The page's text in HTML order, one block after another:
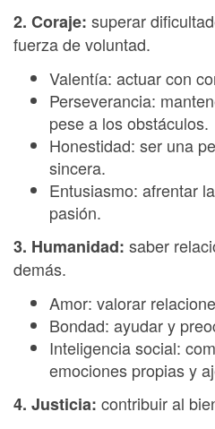
2. Coraje: superar
fuerza de voluntad.
Valentía: actuar con
Perseverancia:
pese a los obstáculos.
Honestidad: ser una
sincera.
Entusiasmo: afrentar
pasión.
3. Humanidad: saber
demás.
Amor: valorar
Bondad: ayudar y
Inteligencia social:
emociones propias y
4. Justicia: contribuir al